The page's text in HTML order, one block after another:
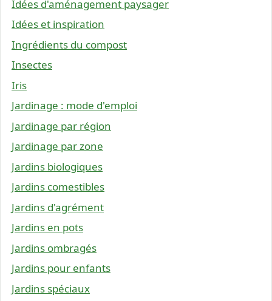
Idées d'aménagement paysager
Idées et inspiration
Ingrédients du compost
Insectes
Iris
Jardinage : mode d'emploi
Jardinage par région
Jardinage par zone
Jardins biologiques
Jardins comestibles
Jardins d'agrément
Jardins en pots
Jardins ombragés
Jardins pour enfants
Jardins spéciaux